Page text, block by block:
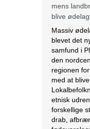
mens
blive
Massiv
blevet det
samfund i
den
regionen
med at
etnisk
forskellige
drab,